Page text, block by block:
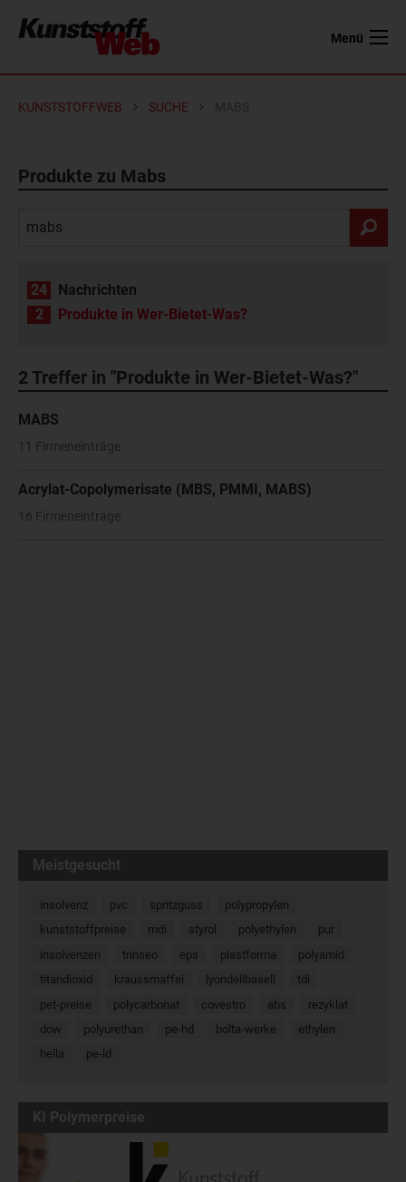
Menü
KUNSTSTOFFWEB SUCHE
Produkte zu Mabs
24
Nachrichten
2
Produkte in Wer-Bietet-Was?
2Treffer in "Produkte in Wer-Bietet-Was?"
MABS
11 Firmeneinträge
Acrylat-Copolymerisate (MBS, PMMI, MABS)
16 Firmeneinträge
Meistgesucht
insolvenz pvc spritzguss
polypropylen
kunststoffpreise
mdi styrol polyethylen
pur
insolvenzen
trinseo eps plastforma
polyamid
titandioxid
kraussmaffei lyondellbasell
tdi
pet-preise
polycarbonat covestro abs
rezyklat
dow
polyurethan pe-hd bolta-werke
ethylen
hella
pe-ld
KI Polymerpreise